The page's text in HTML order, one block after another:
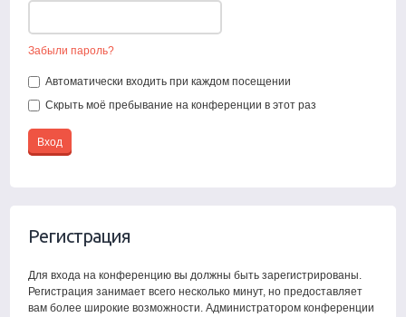
Забыли пароль?
Автоматически входить при каждом посещении
Скрыть моё пребывание на конференции в этот раз
Регистрация
Для входа на конференцию вы должны быть зарегистрированы.
Регистрация занимает всего несколько минут, но предоставляет
вам более широкие возможности. Администратором конференции